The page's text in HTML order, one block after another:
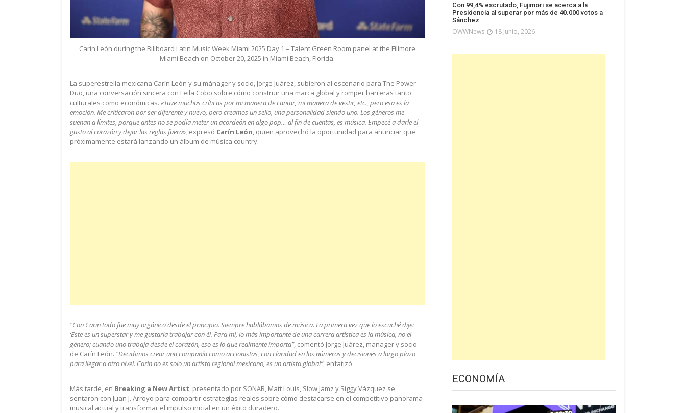
Carin León during the Billboard Latin Music Week Miami 2025 Day 1 – Talent Green Room panel at the Fillmore
Miami Beach on October 20, 2025 in Miami Beach, Florida.
La superestrella mexicana Carín León y su mánager y socio, Jorge Juárez, subieron al escenario para The Power
Duo, una conversación sincera con Leila Cobo sobre cómo construir una marca global y romper barreras tanto
culturales como económicas. «Tuve muchas críticas por mi manera de cantar, mi manera de vestir, etc., pero esa es la
emoción. Me criticaron por ser diferente y nuevo, pero creamos un sello, una personalidad siendo uno. Los géneros me
suenan a límites, porque antes no se podía meter un acordeón en algo pop… al fin de cuentas, es música. Empecé a darle el
gusto al corazón y dejar las reglas fuera», expresó Carín León, quien aprovechó la oportunidad para anunciar que
próximamente estará lanzando un álbum de música country.
“Con Carin todo fue muy orgánico desde el principio. Siempre hablábamos de música. La primera vez que lo escuché dije:
‘Este es un superstar y me gustaría trabajar con él. Para mí, lo más importante de una carrera artística es la música, no el
género; cuando uno trabaja desde el corazón, eso es lo que realmente importa”, comentó Jorge Juárez, manager y socio
de Carín León. “Decidimos crear una compañía como accionistas, con claridad en los números y decisiones a largo plazo
para llegar a otro nivel. Carín no es solo un artista regional mexicano, es un artista global”, enfatizó.
Más tarde, en Breaking a New Artist, presentado por SONAR, Matt Louis, Slow Jamz y Siggy Vázquez se
sentaron con Juan J. Arroyo para compartir estrategias reales sobre cómo destacarse en el competitivo panorama
musical actual y transformar el impulso inicial en un éxito duradero.
Con 99,4% escrutado, Fujimori se acerca a la
Presidencia al superar por más de 40.000 votos a
Sánchez
OWWNews 18 Junio, 2026
ECONOMÍA